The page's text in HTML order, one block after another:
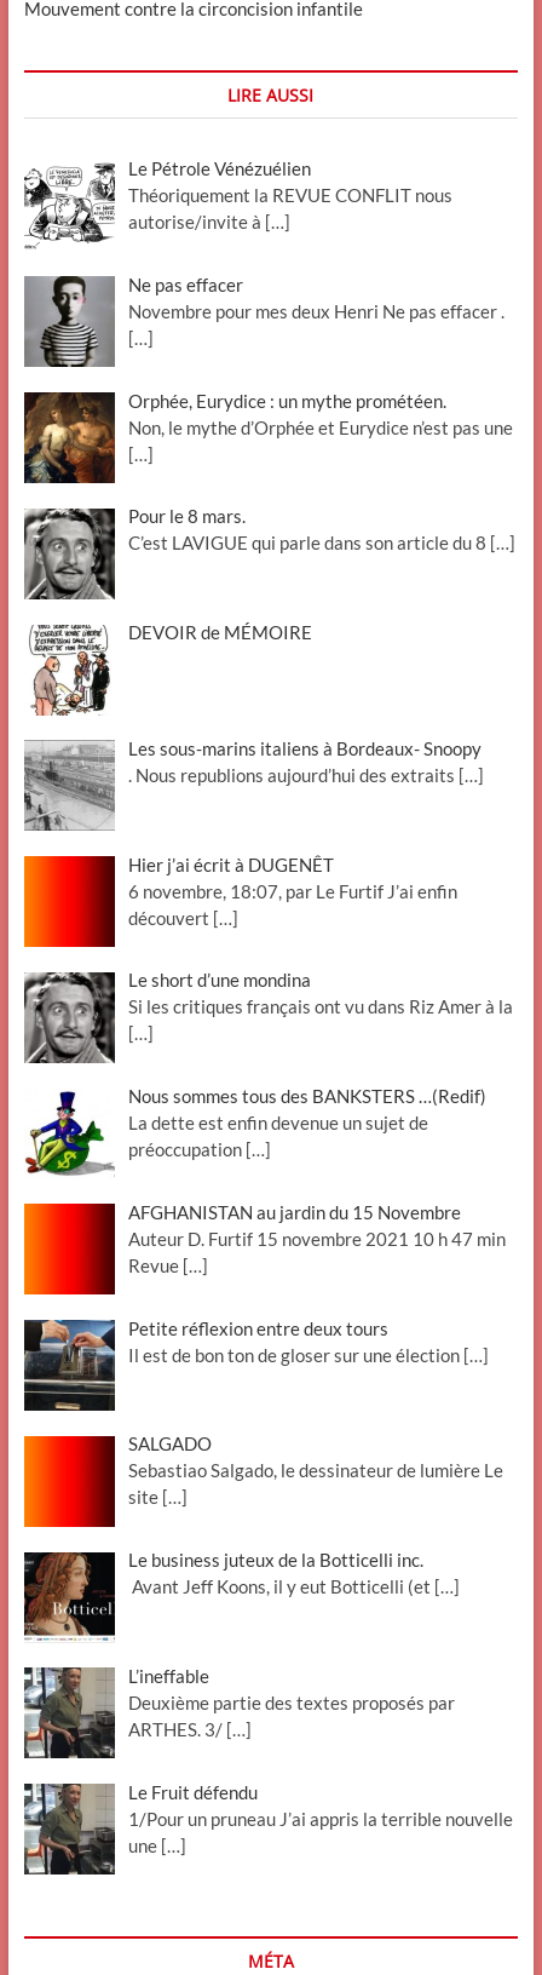
Mouvement contre la circoncision infantile
LIRE AUSSI
Le Pétrole Vénézuélien
Théoriquement la REVUE CONFLIT nous
autorise/invite à […]
Ne pas effacer
Novembre pour mes deux Henri Ne pas effacer .
[…]
Orphée, Eurydice : un mythe prométéen.
Non, le mythe d’Orphée et Eurydice n’est pas une
[…]
Pour le 8 mars.
C’est LAVIGUE qui parle dans son article du 8 […]
DEVOIR de MÉMOIRE
Les sous-marins italiens à Bordeaux- Snoopy
. Nous republions aujourd’hui des extraits […]
Hier j’ai écrit à DUGENÊT
6 novembre, 18:07, par Le Furtif J’ai enfin
découvert […]
Le short d’une mondina
Si les critiques français ont vu dans Riz Amer à la
[…]
Nous sommes tous des BANKSTERS …(Redif)
La dette est enfin devenue un sujet de
préoccupation […]
AFGHANISTAN au jardin du 15 Novembre
Auteur D. Furtif 15 novembre 2021 10 h 47 min
Revue […]
Petite réflexion entre deux tours
Il est de bon ton de gloser sur une élection […]
SALGADO
Sebastiao Salgado, le dessinateur de lumière Le
site […]
Le business juteux de la Botticelli inc.
Avant Jeff Koons, il y eut Botticelli (et […]
L’ineffable
Deuxième partie des textes proposés par
ARTHES. 3/ […]
Le Fruit défendu
1/Pour un pruneau J’ai appris la terrible nouvelle
une […]
MÉTA